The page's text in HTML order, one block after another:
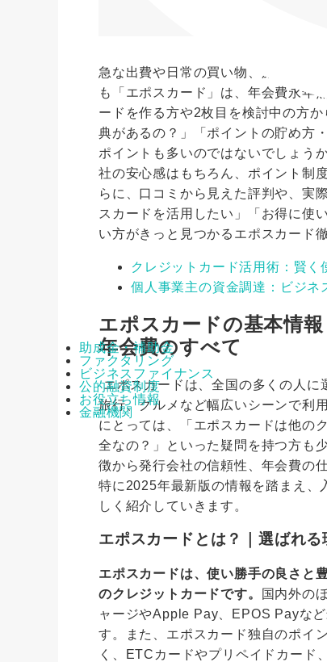
助成金・補助金
ファクタリング
ビジネスファイナンス
公的融資制度
お役立ち情報
金融機関
急な出費や日常の買い物、旅行やグ
も「エポスカード」は、年会費永年
ードを作る方や2枚目を検討中の方
典があるの？」「ポイントの貯め方
ポイントも多いのではないでしょう
社の安心感はもちろん、ポイント制
らに、口コミから見えた評判や、実
スカードを活用したい」「お得に使
い方がきっと見つかるエポスカード
クレジットカード活用術：賢く
個人事業主の資金調達：ビジネ
エポスカードの基本情
年会費のすべて
エポスカードは、全国の多くの人に
旅行、グルメなど幅広いシーンで利
にとっては、「エポスカードは他の
全なの？」といった疑問を持つ方も
徴から発行会社の信頼性、年会費の
特に2025年最新版の情報を踏まえ、
しく紹介していきます。
エポスカードとは？｜選ばれ
エポスカードは、使い勝手の良さと
のクレジットカードです。
国内外の
ャージやApple Pay、EPOS Payな
す。また、エポスカード独自のポイ
く、ETCカードやプリペイドカード